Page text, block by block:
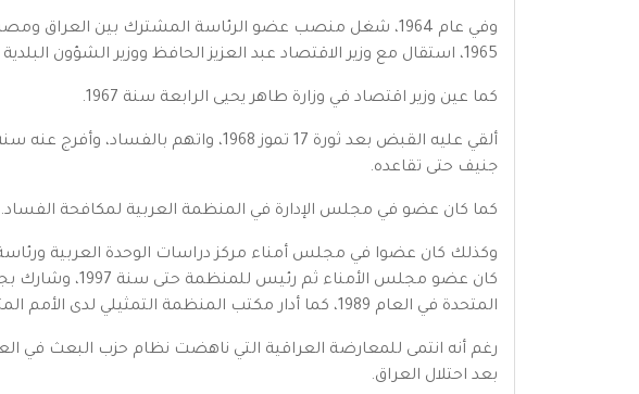
1965، استقال مع وزير الاقتصاد عبد العزيز الحافظ ووزير الشؤون البلدية والقروية فؤاد الركابي وغيرهم بسبب الاعتراض على رئيس الجمهورية عبد السلام عارف.
كما عين وزير اقتصاد في وزارة طاهر يحيى الرابعة سنة 1967.
جنيف حتى تقاعده.
كما كان عضو في مجلس الإدارة في المنظمة العربية لمكافحة الفساد.
كان عضو مجلس
المتحدة في العام 1989، كما أدار مكتب المنظمة التمثيلي لدى الأمم المتحدة في جنيف.
رغم أنه انتمى للمعارضة العراقية التي ناهضت نظام حزب البعث في
بعد احتلال العراق.